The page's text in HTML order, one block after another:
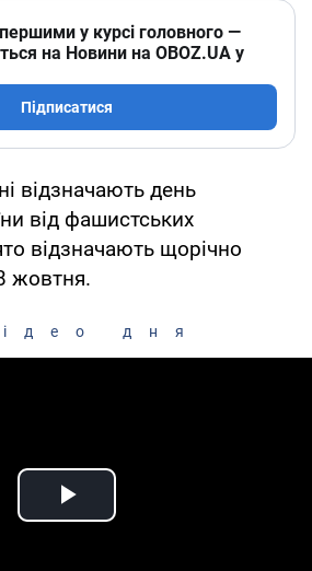
у курсі головного —
на Новини на OBOZ.UA у
Підписатися
відзначають день
від фашистських
відзначають щорічно
жовтня.
дня
Play Video